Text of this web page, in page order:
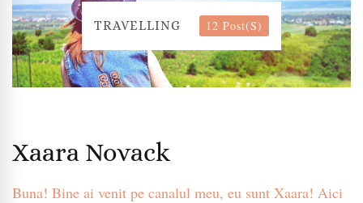
TRAVELLING 12 Post(s)
Xaara Novack
Buna! Bine ai venit pe canalul meu, eu sunt Xaara! Aici